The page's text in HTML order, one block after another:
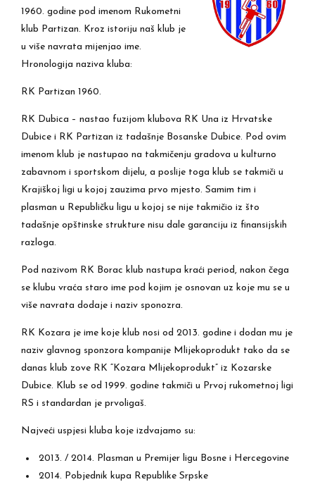
1960. godine pod imenom Rukometni
klub Partizan. Kroz istoriju naš klub je
u više navrata mijenjao ime.
Hronologija naziva kluba:
RK Partizan 1960.
RK Dubica – nastao fuzijom klubova RK Una iz Hrvatske
Dubice i RK Partizan iz tadašnje Bosanske Dubice. Pod ovim
imenom klub je nastupao na takmičenju gradova u kulturno
zabavnom i sportskom dijelu, a poslije toga klub se takmiči u
Krajiškoj ligi u kojoj zauzima prvo mjesto. Samim tim i
plasman u Republičku ligu u kojoj se nije takmičio iz što
tadašnje opštinske strukture nisu dale garanciju iz finansijskih
razloga.
Pod nazivom RK Borac klub nastupa kraći period, nakon čega
se klubu vraća staro ime pod kojim je osnovan uz koje mu se u
više navrata dodaje i naziv sponozra.
RK Kozara je ime koje klub nosi od 2013. godine i dodan mu je
naziv glavnog sponzora kompanije Mlijekoprodukt tako da se
danas klub zove RK “Kozara Mlijekoprodukt” iz Kozarske
Dubice. Klub se od 1999. godine takmiči u Prvoj rukometnoj ligi
RS i standardan je prvoligaš.
Najveći uspjesi kluba koje izdvajamo su:
2013. / 2014. Plasman u Premijer ligu Bosne i Hercegovine
2014. Pobjednik kupa Republike Srpske